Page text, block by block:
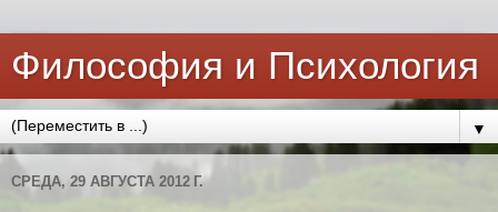
Философия и Психология
▼
СРЕДА, 29 АВГУСТА 2012 Г.